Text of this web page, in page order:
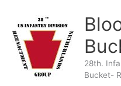
naar
inhoud
28th.
Bucket-